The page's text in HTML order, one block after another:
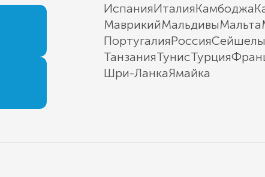
ИспанияИталияКамбоджа
МаврикийМальдивыМальта
ПортугалияРоссия
ТанзанияТунисТурция
Шри-ЛанкаЯмайка